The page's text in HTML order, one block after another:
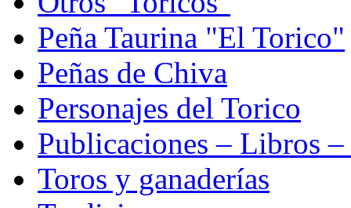
Peña Taurina "El Torico"
Peñas de Chiva
Personajes del Torico
Publicaciones – Libros –
Toros y ganaderías